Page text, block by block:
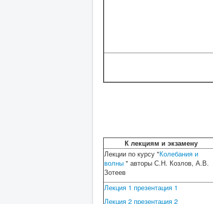
К лекциям и экзамену
Лекции по курсу "Колебания и
волны " авторы С.Н. Козлов, А.В.
Зотеев
Лекция 1 презентация 1
Лекция 2 презентация 2